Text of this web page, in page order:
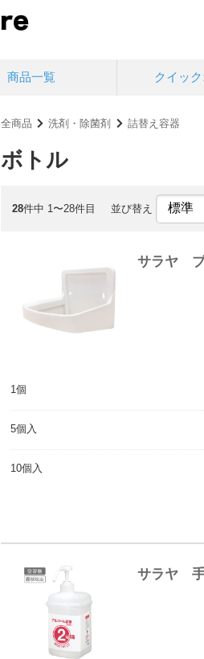
商品一覧 クイッ
全商品 洗剤・除菌剤 詰替え容器
ボトル
28件中 1〜28件目 並び替え
サラヤ
1個
5個入
10個入
サラヤ 手